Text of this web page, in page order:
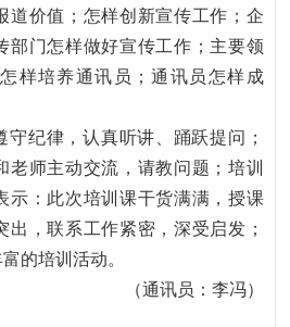
道价值；怎样创新宣传工作；企
部门怎样做好宣传工作；主要领
样培养通讯员；通讯员怎样成
守纪律，认真听讲、踊跃提问；
老师主动交流，请教问题；培训
示：此次培训课干货满满，授课
出，联系工作紧密，深受启发；
的培训活动。
（通讯员：李冯）